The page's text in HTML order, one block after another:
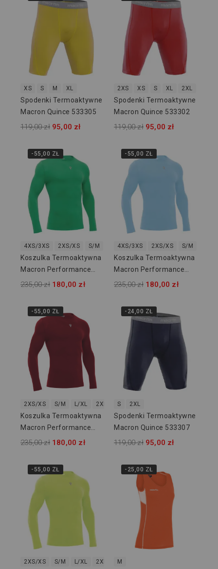
XS S M XL
Spodenki Termoaktywne
Macron Quince 533305
119,00 zł 95,00 zł
2XS XS S XL 2XL
Spodenki Termoaktywne
Macron Quince 533302
119,00 zł 95,00 zł
-55,00 ZŁ
4XS/3XS 2XS/XS S/M L/XL 2XL/3XL
Koszulka Termoaktywna
Macron Performance
916104
235,00 zł 180,00 zł
-55,00 ZŁ
4XS/3XS 2XS/XS S/M
Koszulka Termoaktywna
Macron Performance
916110
235,00 zł 180,00 zł
-55,00 ZŁ
2XS/XS S/M L/XL 2XL/3XL
Koszulka Termoaktywna
Macron Performance
916114
235,00 zł 180,00 zł
-24,00 ZŁ
S 2XL
Spodenki Termoaktywne
Macron Quince 533307
119,00 zł 95,00 zł
-55,00 ZŁ
2XS/XS S/M L/XL 2XL/3XL
-25,00 ZŁ
M